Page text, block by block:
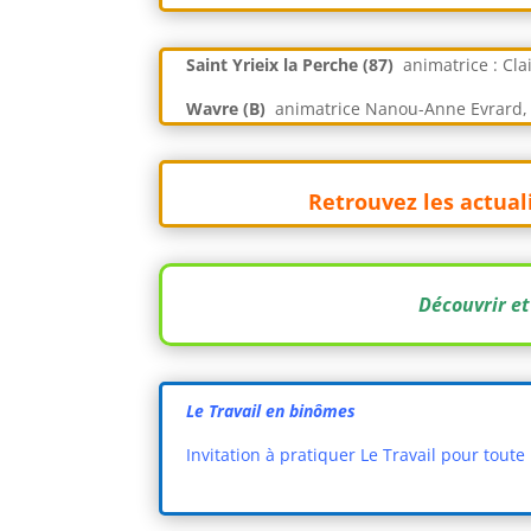
Saint Yrieix la Perche (87)animatrice :
Wavre (B) animatrice Nanou-Anne
Retrouvez les
Découvrir
Le Travail en binômes
Invitation à pratiquer Le Travail pour